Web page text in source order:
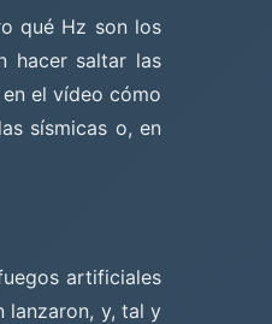
qué Hz son los
hacer saltar las
el vídeo cómo
sísmicas o, en
artificiales
lanzaron, y, tal y